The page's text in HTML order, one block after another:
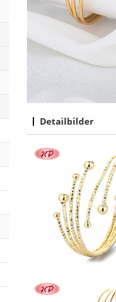
Detailbilder